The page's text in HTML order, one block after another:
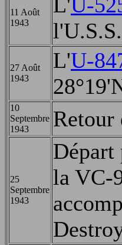
11 Août
1943
27 Août
1943
L'U-
10
Septembre
1943
Retour
25
Septembre
1943
Départ
la VC-